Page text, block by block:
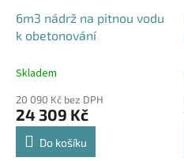
6m3 nádrž na pitnou vodu
k obetonování
Skladem
20 090 Kč bez DPH
24 309 Kč
Do košíku